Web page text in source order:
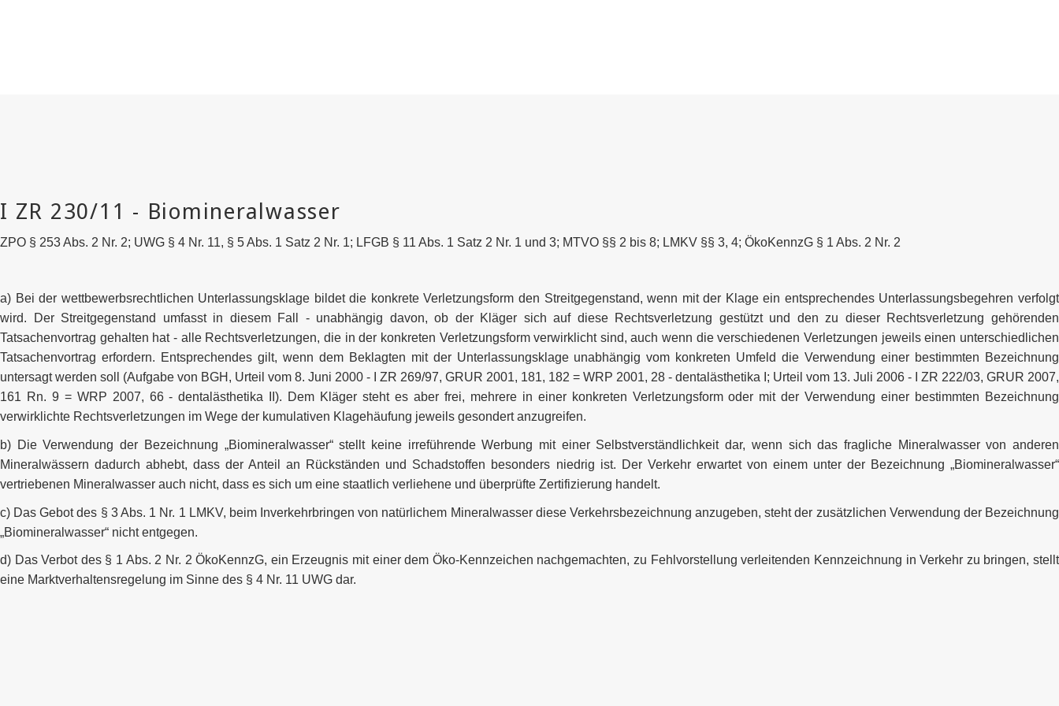
ZPO § 253 Abs. 2 Nr. 2; UWG § 4 Nr. 11, § 5 Abs. 1 Satz 2 Nr. 1; LFGB § 11 Abs. 1 Satz 2 Nr. 1 und 3; MTVO §§ 2 bis 8; LMKV §§ 3, 4; ÖkoKennzG § 1 Abs. 2 Nr. 2
a) Bei der wettbewerbsrechtlichen Unterlassungsklage bildet die konkrete Verletzungsform den Streitgegenstand, wenn mit der Klage ein entsprechendes Unterlassungsbegehren verfolgt
wird. Der Streitgegenstand umfasst in diesem Fall - unabhängig davon, ob der Kläger sich auf diese Rechtsverletzung gestützt und den zu dieser Rechtsverletzung gehörenden
Tatsachenvortrag gehalten hat - alle Rechtsverletzungen, die in der konkreten Verletzungsform verwirklicht sind, auch wenn die verschiedenen Verletzungen jeweils einen unterschiedlichen
Tatsachenvortrag erfordern. Entsprechendes gilt, wenn dem Beklagten mit der Unterlassungsklage unabhängig vom konkreten Umfeld die Verwendung einer bestimmten Bezeichnung
untersagt werden soll (Aufgabe von BGH, Urteil vom 8. Juni 2000 - I ZR 269/97, GRUR 2001, 181, 182 = WRP 2001, 28 - dentalästhetika I; Urteil vom 13. Juli 2006 - I ZR 222/03, GRUR 2007,
161 Rn. 9 = WRP 2007, 66 - dentalästhetika II). Dem Kläger steht es aber frei, mehrere in einer konkreten Verletzungsform oder mit der Verwendung einer bestimmten Bezeichnung
verwirklichte Rechtsverletzungen im Wege der kumulativen Klagehäufung jeweils gesondert anzugreifen.
b) Die Verwendung der Bezeichnung „Biomineralwasser“ stellt keine irreführende Werbung mit einer Selbstverständlichkeit dar, wenn sich das fragliche Mineralwasser von anderen
Mineralwässern dadurch abhebt, dass der Anteil an Rückständen und Schadstoffen besonders niedrig ist. Der Verkehr erwartet von einem unter der Bezeichnung „Biomineralwasser“
vertriebenen Mineralwasser auch nicht, dass es sich um eine staatlich verliehene und überprüfte Zertifizierung handelt.
c) Das Gebot des § 3 Abs. 1 Nr. 1 LMKV, beim Inverkehrbringen von natürlichem Mineralwasser diese Verkehrsbezeichnung anzugeben, steht der zusätzlichen Verwendung der Bezeichnung
„Biomineralwasser“ nicht entgegen.
d) Das Verbot des § 1 Abs. 2 Nr. 2 ÖkoKennzG, ein Erzeugnis mit einer dem Öko-Kennzeichen nachgemachten, zu Fehlvorstellung verleitenden Kennzeichnung in Verkehr zu bringen, stellt
eine Marktverhaltensregelung im Sinne des § 4 Nr. 11 UWG dar.